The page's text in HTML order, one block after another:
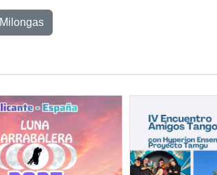
Milongas